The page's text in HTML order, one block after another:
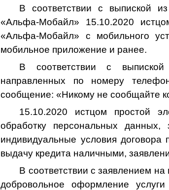
В соответствии с выпиской
«Альфа-Мобайл» 15.10.2020
«Альфа-Мобайл» с мобильного
мобильное приложение и ранее.
В соответствии с
направленных по номеру
сообщение: «Никому не сообщайте
15.10.2020 истцом простой
обработку персональных
индивидуальные условия договора
выдачу кредита наличными,
В соответствии с заявлением
добровольное оформление